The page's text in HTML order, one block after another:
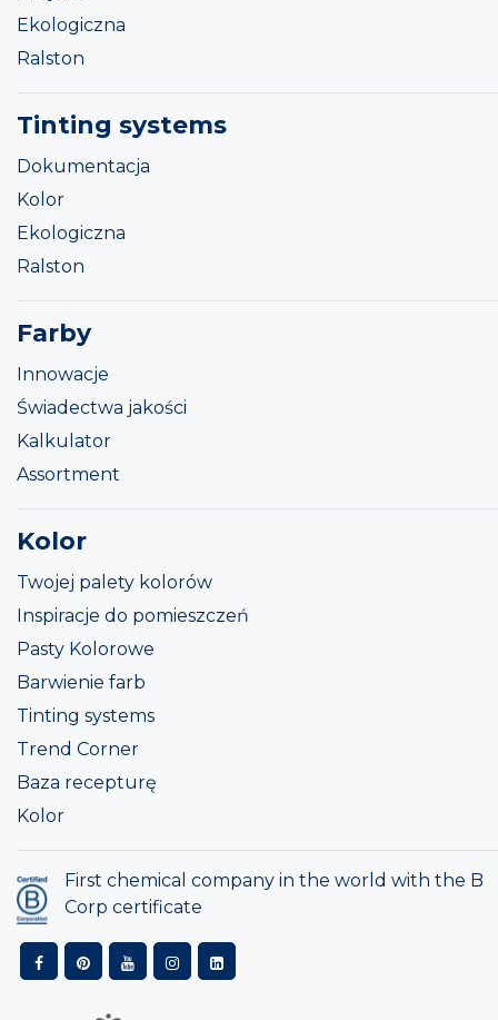
Ekologiczna
Ralston
Tinting systems
Dokumentacja
Kolor
Ekologiczna
Ralston
Farby
Innowacje
Świadectwa jakości
Kalkulator
Assortment
Kolor
Twojej palety kolorów
Inspiracje do pomieszczeń
Pasty Kolorowe
Barwienie farb
Tinting systems
Trend Corner
Baza recepturę
Kolor
First chemical company in the world with the B
Corp certificate